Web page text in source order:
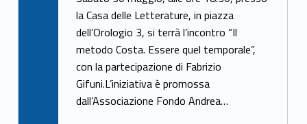
e
b
o
o
k
to
d
o
n
ai
l
ar
e
la Casa delle Letterature, in piazza
dell’Orologio 3, si terrà l’incontro “Il
metodo Costa. Essere quel temporale”,
con la partecipazione di Fabrizio
Gifuni.L’iniziativa è promossa
dall’Associazione Fondo Andrea…